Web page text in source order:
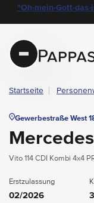
Navigation überspringen
Zum Hauptcontent
Zur Hauptnavigation
layout.table-of-content
Technische Daten
Fahrzeugausstattung
Leasing
Beispielangebot
Standort & Ansprechpartner
Das könnte Sie auch
Angebote & Aktionen bei
"Oh-mein-Gott-
Startseite
Gewerbestraße West
Vito 114 CDI Kombi 4x4
Erstzulassung
02/2026